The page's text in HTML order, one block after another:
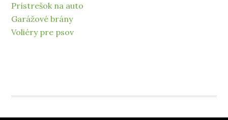
Prístrešok na auto
Garážové brány
Voliéry pre psov